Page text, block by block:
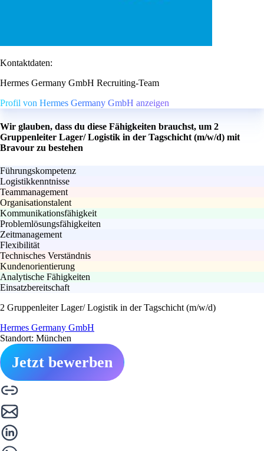
Kontaktdaten:
Hermes Germany GmbH Recruiting-Team
Profil von Hermes Germany GmbH anzeigen
Wir glauben, dass du diese Fähigkeiten brauchst, um 2
Gruppenleiter Lager/ Logistik in der Tagschicht (m/w/d) mit
Bravour zu bestehen
Führungskompetenz
Logistikkenntnisse
Teammanagement
Organisationstalent
Kommunikationsfähigkeit
Problemlösungsfähigkeiten
Zeitmanagement
Flexibilität
Technisches Verständnis
Kundenorientierung
Analytische Fähigkeiten
Einsatzbereitschaft
2 Gruppenleiter Lager/ Logistik in der Tagschicht (m/w/d)
Hermes Germany GmbH
Standort: München
Jetzt bewerben